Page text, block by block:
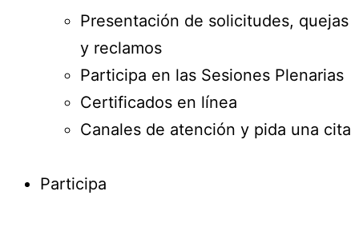
Presentación de solicitudes, quejas
y reclamos
Participa en las Sesiones Plenarias
Certificados en línea
Canales de atención y pida una cita
Participa